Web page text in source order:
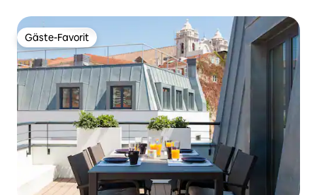
Gäste-Favorit
Gäste-Favorit